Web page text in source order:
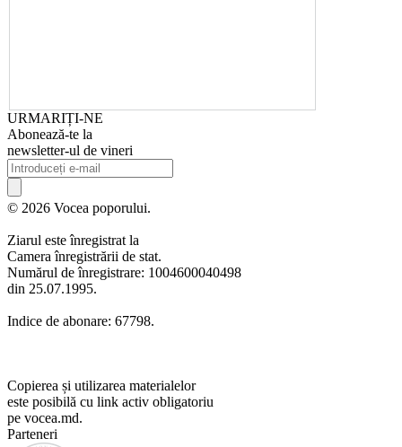
URMARIȚI-NE
Abonează-te la
newsletter-ul de vineri
© 2026 Vocea poporului.
Ziarul este înregistrat la
Camera înregistrării de stat.
Numărul de înregistrare: 1004600040498
din 25.07.1995.
Indice de abonare: 67798.
Copierea și utilizarea materialelor
este posibilă cu link activ obligatoriu
pe vocea.md.
Parteneri